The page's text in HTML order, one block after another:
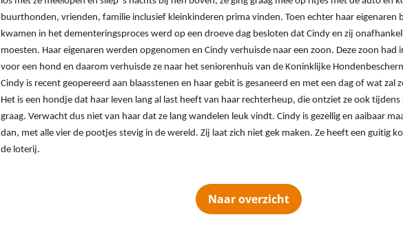
buurthonden, vrienden, familie inclusief kleinkinderen prima vinden. Toen echter haar eigenaren
kwamen in het dementeringsproces werd op een droeve dag besloten dat Cindy en zij
moesten. Haar eigenaren werden opgenomen en Cindy verhuisde naar een zoon. Deze zoon had
voor een hond en daarom verhuisde ze naar het seniorenhuis van de Koninklijke
Cindy is recent geopereerd aan blaasstenen en haar gebit is gesaneerd en met een dag of wat zal
Het is een hondje dat haar leven lang al last heeft van haar rechterheup, die ontziet ze ook tijdens
graag. Verwacht dus niet van haar dat ze lang wandelen leuk vindt. Cindy is gezellig en aaibaar
dan, met alle vier de pootjes stevig in de wereld. Zij laat zich niet gek maken. Ze heeft een guitig
de loterij.
Naar overzicht